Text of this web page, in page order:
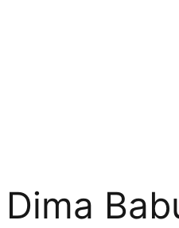
Dima